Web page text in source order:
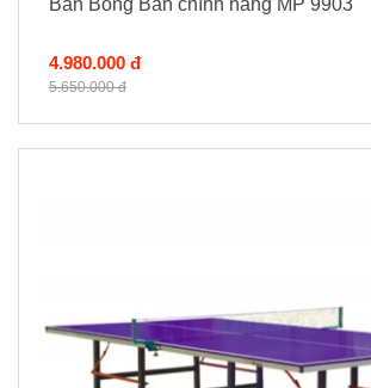
Bàn Bóng Bàn chính hãng MP 9903
4.980.000 đ
5.650.000 đ